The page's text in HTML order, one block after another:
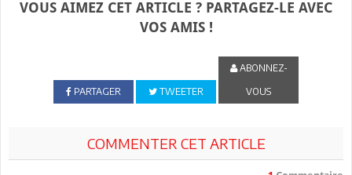
VOUS AIMEZ CET ARTICLE ? PARTAGEZ-LE AVEC
VOS AMIS !
PARTAGER TWEETER
ABONNEZ-
VOUS
COMMENTER CET ARTICLE